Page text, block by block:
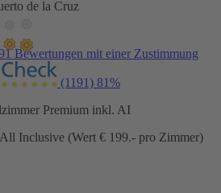
de la Cruz
Bewertungen mit einer Zustimmung
(1191) 81%
Premium inkl. AI
Inclusive (Wert € 199.- pro Zimmer)